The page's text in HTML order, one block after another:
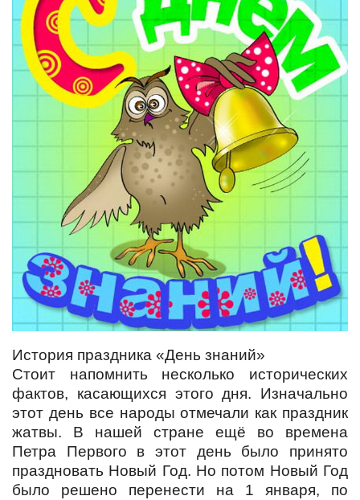
История праздника «День знаний»
Стоит напомнить несколько исторических
фактов, касающихся этого дня. Изначально
этот день все народы отмечали как праздник
жатвы. В нашей стране ещё во времена
Петра Первого в этот день было принято
праздновать Новый Год. Но потом Новый Год
было решено перенести на 1 января, по